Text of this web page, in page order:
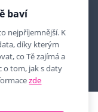
práva vyhrazena
baví
nejpříjemnější. K
díky kterým
co Tě zajímá a
o tom, jak s daty
zde